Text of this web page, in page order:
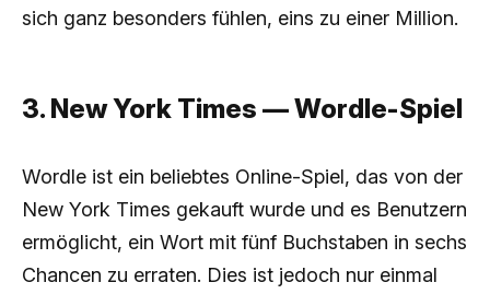
sich ganz besonders fühlen, eins zu einer Million.
3. New York Times — Wordle-Spiel
Wordle ist ein beliebtes Online-Spiel, das von der
New York Times gekauft wurde und es Benutzern
ermöglicht, ein Wort mit fünf Buchstaben in sechs
Chancen zu erraten. Dies ist jedoch nur einmal